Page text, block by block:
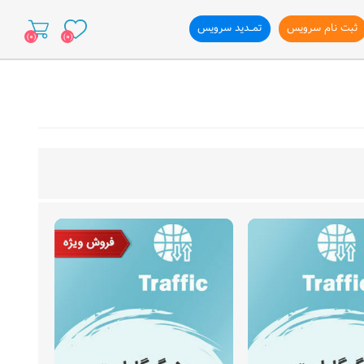
(0)
(0)
ثبت نام سرویس تمــدید سرویس